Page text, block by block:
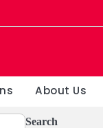
About Us
Search